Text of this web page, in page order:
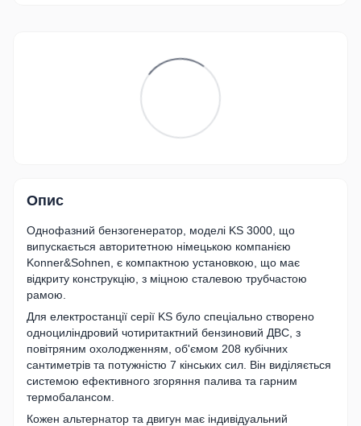
Опис
Однофазний бензогенератор, моделі KS 3000, що
випускається авторитетною німецькою компанією
Konner&Sohnen, є компактною установкою, що має
відкриту конструкцію, з міцною сталевою трубчастою
рамою.
Для електростанції серії KS було спеціально створено
одноциліндровий чотиритактний бензиновий ДВС, з
повітряним охолодженням, об'ємом 208 кубічних
сантиметрів та потужністю 7 кінських сил. Він виділяється
системою ефективного згоряння палива та гарним
термобалансом.
Кожен альтернатор та двигун має індивідуальний